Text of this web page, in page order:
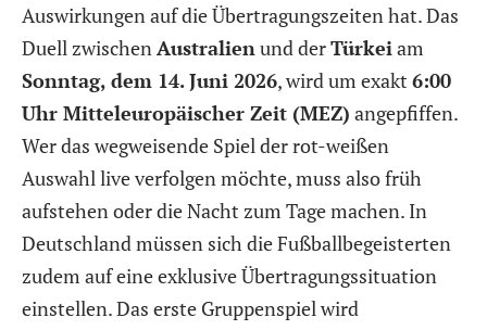
Auswirkungen auf die Übertragungszeiten hat. Das
Duell zwischenAustralienund derTürkeiam
Sonntag, dem 14. Juni 2026, wird um exakt 6:00
Uhr Mitteleuropäischer Zeit (MEZ) angepfiffen.
Wer das wegweisende Spiel der rot-weißen
Auswahl live verfolgen möchte, muss also früh
aufstehen oder die Nacht zum Tage machen. In
Deutschland müssen sich die Fußballbegeisterten
zudem auf eine exklusive Übertragungssituation
einstellen. Das erste Gruppenspiel wird